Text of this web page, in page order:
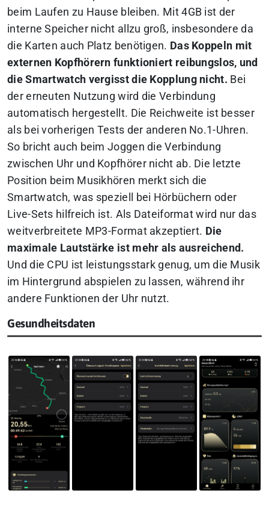
beim Laufen zu Hause bleiben. Mit 4GB ist der
interne Speicher nicht allzu groß, insbesondere da
die Karten auch Platz benötigen. Das Koppeln mit
externen Kopfhörern funktioniert reibungslos, und
die Smartwatch vergisst die Kopplung nicht. Bei
der erneuten Nutzung wird die Verbindung
automatisch hergestellt. Die Reichweite ist besser
als bei vorherigen Tests der anderen No.1-Uhren.
So bricht auch beim Joggen die Verbindung
zwischen Uhr und Kopfhörer nicht ab. Die letzte
Position beim Musikhören merkt sich die
Smartwatch, was speziell bei Hörbüchern oder
Live-Sets hilfreich ist. Als Dateiformat wird nur das
weitverbreitete MP3-Format akzeptiert. Die
maximale Lautstärke ist mehr als ausreichend.
Und die CPU ist leistungsstark genug, um die Musik
im Hintergrund abspielen zu lassen, während ihr
andere Funktionen der Uhr nutzt.
Gesundheitsdaten